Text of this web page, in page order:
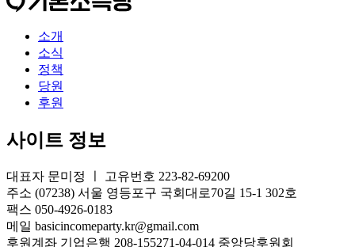
소개
소식
정책
당원
후원
사이트 정보
대표자 문미정 ㅣ 고유번호 223-82-69200
주소 (07238) 서울 영등포구 국회대로70길 15-1 302호
팩스 050-4926-0183
메일 basicincomeparty.kr@gmail.com
후원계좌 기업은행 208-155271-04-014 중앙당후원회